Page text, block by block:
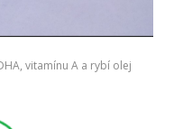
vitamínu A a rybí olej